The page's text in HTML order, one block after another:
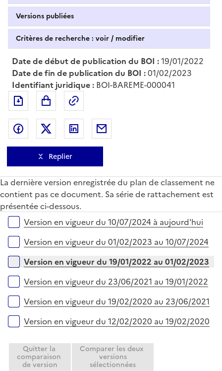
Versions publiées
Critères de recherche : voir / modifier
Date de début de publication du BOI :19/01/2022
Date de fin de publication du BOI :01/02/2023
Identifiant juridique : BOI-BAREME-000041
Exporter le document au format pdf
Partager sur Facebook
Partager sur Twitter
Partager sur LinkedIn
Replier
La dernière version enregistrée du plan de classement ne
contient pas ce document. Sa série de rattachement est
présentée ci-dessous.
Versions sur la période
Version en vigueur du 10/07/2024 à aujourd'hui
Version en vigueur du 01/02/2023 au 10/07/2024
Version en vigueur du 19/01/2022 au 01/02/2023
Version en vigueur du 23/06/2021 au 19/01/2022
Version en vigueur du 19/02/2020 au 23/06/2021
Version en vigueur du 12/02/2020 au 19/02/2020
Quitter la
comparaison
de version
Comparer les deux
versions
sélectionnées